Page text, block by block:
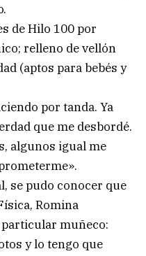
de Hilo 100 por
relleno de vellón
(aptos para bebés y
por tanda. Ya
que me desbordé.
algunos igual me
se pudo conocer que
Romina
particular muñeco:
y lo tengo que